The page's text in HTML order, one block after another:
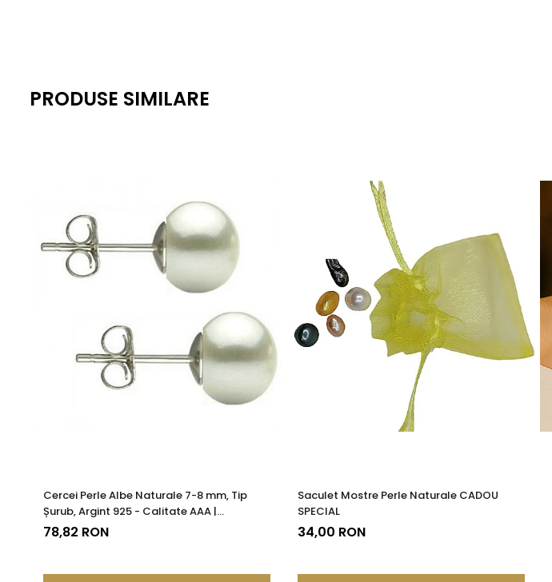
PRODUSE SIMILARE
Cercei Perle Albe Naturale 7-8 mm, Tip
Șurub, Argint 925 - Calitate AAA |
KASKADDA®
78,82 RON
Saculet Mostre Perle Naturale CADOU
SPECIAL
34,00 RON